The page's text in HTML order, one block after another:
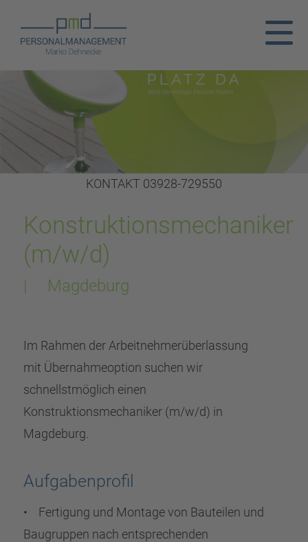
KONTAKT 03928-729550
Konstruktionsmechaniker
(m/w/d)
| Magdeburg
Im Rahmen der Arbeitnehmerüberlassung
mit Übernahmeoption suchen wir
schnellstmöglich einen
Konstruktionsmechaniker (m/w/d) in
Magdeburg.
Aufgabenprofil
• Fertigung und Montage von Bauteilen und
Baugruppen nach entsprechenden